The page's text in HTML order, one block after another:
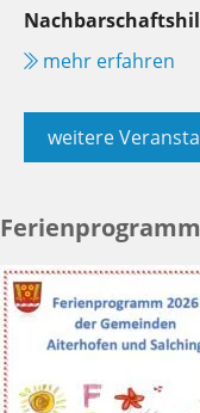
mehr erfahren
weitere
Ferienprogramm